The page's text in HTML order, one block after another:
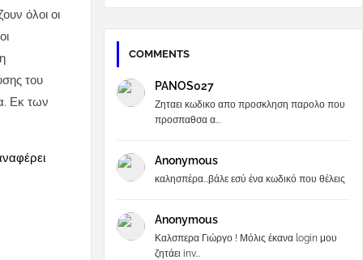
όλοι οι
του
Εκ των
COMMENTS
PANOS027
Ζηταει κωδικο απο προσκληση παρολο που
προσπαθσα α...
Anonymous
καλησπέρα...βάλε εσύ ένα κωδικό που θέλεις
Anonymous
Καλσπερα Γιώργο ! Μόλις έκανα login μου
ζητάει inv...